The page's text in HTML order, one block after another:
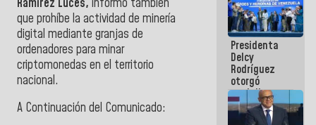
que prohíbe la actividad de minería
digital mediante granjas de
ordenadores para minar
criptomonedas en el territorio
nacional.
A Continuación del Comunicado:
optimizar
manejo de
escombros
en La Guaira
Presidenta
Delcy
Rodríguez
otorgó
medalla
"Héroe de
Venezuela"